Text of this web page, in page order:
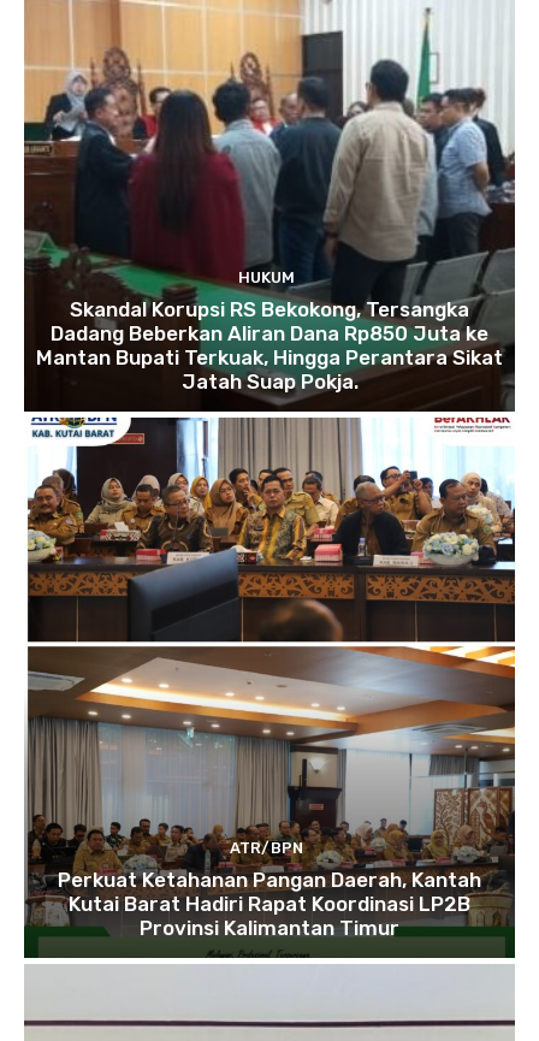
HUKUM
Skandal Korupsi RS Bekokong, Tersangka
Dadang Beberkan Aliran Dana Rp850 Juta ke
Mantan Bupati Terkuak, Hingga Perantara Sikat
Jatah Suap Pokja.
ATR/BPN
Perkuat Ketahanan Pangan Daerah, Kantah
Kutai Barat Hadiri Rapat Koordinasi LP2B
Provinsi Kalimantan Timur